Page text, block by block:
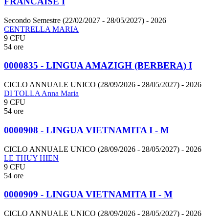
Secondo Semestre (22/02/2027 - 28/05/2027) - 2026
CENTRELLA MARIA
9 CFU
54 ore
0000835 - LINGUA AMAZIGH (BERBERA) I
CICLO ANNUALE UNICO (28/09/2026 - 28/05/2027) - 2026
DI TOLLA Anna Maria
9 CFU
54 ore
0000908 - LINGUA VIETNAMITA I - M
CICLO ANNUALE UNICO (28/09/2026 - 28/05/2027) - 2026
LE THUY HIEN
9 CFU
54 ore
0000909 - LINGUA VIETNAMITA II - M
CICLO ANNUALE UNICO (28/09/2026 - 28/05/2027) - 2026